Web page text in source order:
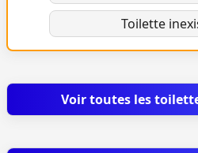
Toilette
Voir toutes les